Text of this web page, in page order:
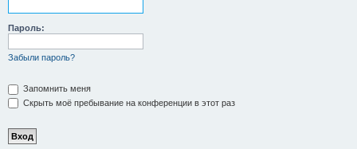
Пароль:
Забыли пароль?
Запомнить меня
Скрыть моё пребывание на конференции в этот раз